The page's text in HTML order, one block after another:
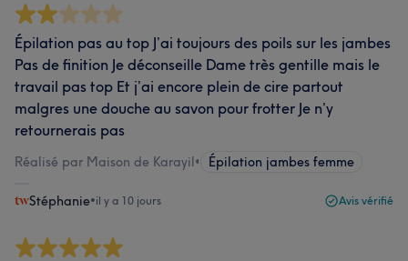
Épilation pas au top J’ai toujours des poils sur les jambes
Pas de finition Je déconseille Dame très gentille mais le
travail pas top Et j’ai encore plein de cire partout
malgres une douche au savon pour frotter Je n’y
retournerais pas
Réalisé par Maison de Karayil• Épilation jambes femme
Stéphanie•il y a 10 jours Avis vérifié